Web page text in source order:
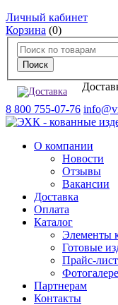
Личный кабинет
Корзина (0)
8 800 755-07-76
О компании
Новости
Отзывы
Вакансии
Доставка
Оплата
Каталог
Элементы
Готовые
Прайс-лист
Партнерам
Контакты